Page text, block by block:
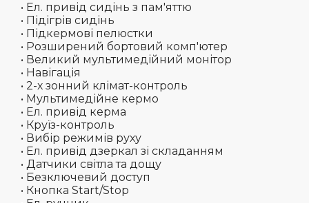
• Ел. привід сидінь з пам'яттю
• Підігрів сидінь
• Підкермові пелюстки
• Розширений бортовий комп'ютер
• Великий мультимедійний монітор
• Навігація
• 2-х зонний клімат-контроль
• Мультимедійне кермо
• Ел. привід керма
• Круїз-контроль
• Вибір режимів руху
• Ел. привід дзеркал зі складанням
• Датчики світла та дощу
• Безключевий доступ
• Кнопка Start/Stop